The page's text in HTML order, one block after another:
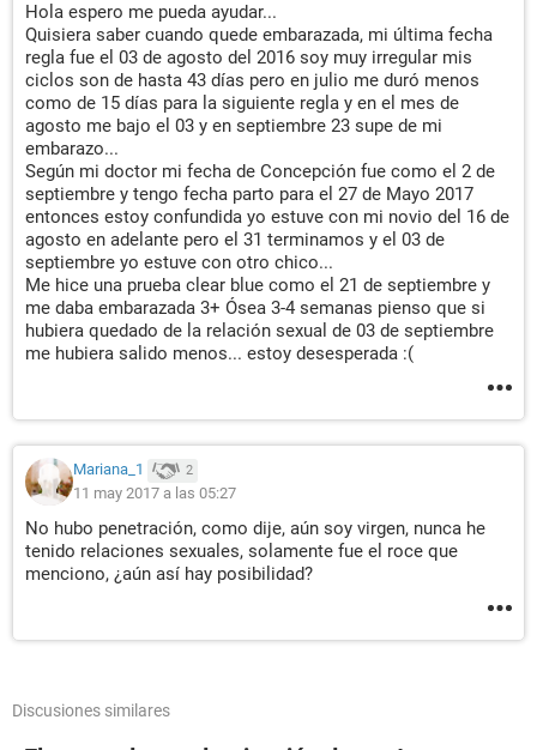
Hola espero me pueda ayudar...
Quisiera saber cuando quede embarazada, mi última fecha
regla fue el 03 de agosto del 2016 soy muy irregular mis
ciclos son de hasta 43 días pero en julio me duró menos
como de 15 días para la siguiente regla y en el mes de
agosto me bajo el 03 y en septiembre 23 supe de mi
embarazo...
Según mi doctor mi fecha de Concepción fue como el 2 de
septiembre y tengo fecha parto para el 27 de Mayo 2017
entonces estoy confundida yo estuve con mi novio del 16 de
agosto en adelante pero el 31 terminamos y el 03 de
septiembre yo estuve con otro chico...
Me hice una prueba clear blue como el 21 de septiembre y
me daba embarazada 3+ Ósea 3-4 semanas pienso que si
hubiera quedado de la relación sexual de 03 de septiembre
me hubiera salido menos... estoy desesperada :(
Mariana_1 2
11 may 2017 a las 05:27
No hubo penetración, como dije, aún soy virgen, nunca he
tenido relaciones sexuales, solamente fue el roce que
menciono, ¿aún así hay posibilidad?
Discusiones similares